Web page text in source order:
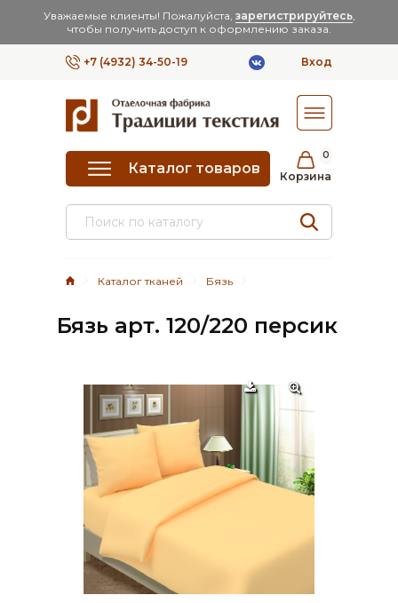
Уважаемые клиенты! Пожалуйста, зарегистрируйтесь,
чтобы получить доступ к оформлению заказа.
+7 (4932) 34-50-19 Вход
Каталог товаров Корзина
0
Каталог тканей Бязь
Бязь арт. 120/220 персик